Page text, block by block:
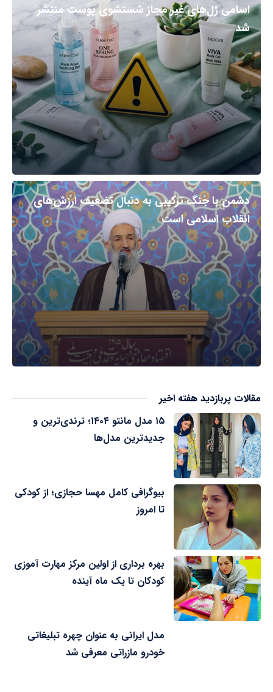
اسامی ژل‌های غیر مجاز شستشوی پوست منتشر
شد
دشمن با جنگ ترکیبی به دنبال تضعیف ارزش‌های
انقلاب اسلامی است
مقالات پربازدید هفته اخیر
۱۵ مدل مانتو ۱۴۰۴؛ ترندی‌ترین و
جدیدترین مدل‌ها
بیوگرافی کامل مهسا حجازی؛ از کودکی
تا امروز
بهره برداری از اولین مرکز مهارت آموزی
کودکان تا یک ماه آینده
مدل ایرانی به عنوان چهره تبلیغاتی
خودرو مازراتی معرفی شد